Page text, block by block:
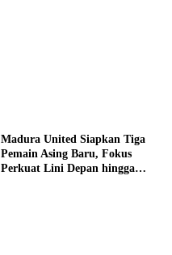
Madura United Siapkan Tiga
Pemain Asing Baru, Fokus
Perkuat Lini Depan hingga